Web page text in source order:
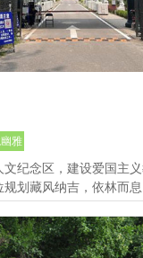
雅
纪念区，建设爱国主
划藏风纳吉，依林而息